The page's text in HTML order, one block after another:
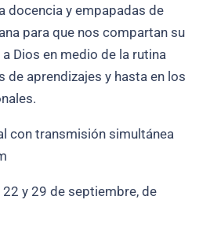
docencia y empapadas de
para que nos compartan su
Dios en medio de la rutina
de aprendizajes y hasta en los
con transmisión simultánea
22 y 29 de septiembre, de